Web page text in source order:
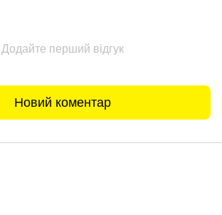
Додайте перший відгук
Новий коментар